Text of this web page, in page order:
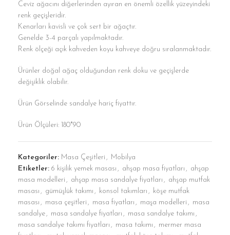
Ceviz ağacını diğerlerinden ayıran en önemli özellik yüzeyindeki
renk geçişleridir.
Kenarları kavisli ve çok sert bir ağaçtır.
Genelde 3-4 parçalı yapılmaktadır.
Renk ölçeği açık kahveden koyu kahveye doğru sıralanmaktadır.
Ürünler doğal ağaç olduğundan renk doku ve geçişlerde
değişiklik olabilir.
Ürün Görselinde sandalye hariç fiyattır.
Ürün Ölçüleri: 180*90
Kategoriler: Masa Çeşitleri , Mobilya
Etiketler: 6 kişilik yemek masası , ahşap masa fiyatları , ahşap
masa modelleri , ahşap masa sandalye fiyatları , ahşap mutfak
masası , gümüşlük takımı , konsol takımları , köşe mutfak
masası , masa çeşitleri , masa fiyatları , maşa modelleri , masa
sandalye, masa sandalye fiyatları , masa sandalye takımı ,
masa sandalye takımı fiyatları , masa takımı , mermer masa